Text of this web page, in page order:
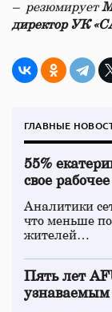
– резюмирует
директор УК
ГЛАВНЫЕ
55%
свое
Аналитики
что меньше
жителей…
Пять лет
узнаваемым